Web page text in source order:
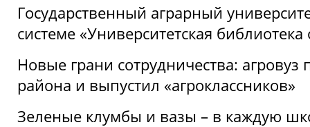
Государственный аграрный
системе «Университетская
Новые грани сотрудничества:
района и выпустил «агроклассников»
Зеленые клумбы и вазы – в каждую